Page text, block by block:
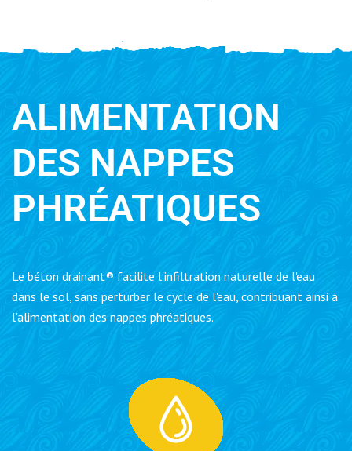
ALIMENTATION
DES NAPPES
PHRÉATIQUES
Le béton drainant® facilite l'infiltration naturelle de l'eau
dans le sol, sans perturber le cycle de l'eau, contribuant ainsi à
l'alimentation des nappes phréatiques.